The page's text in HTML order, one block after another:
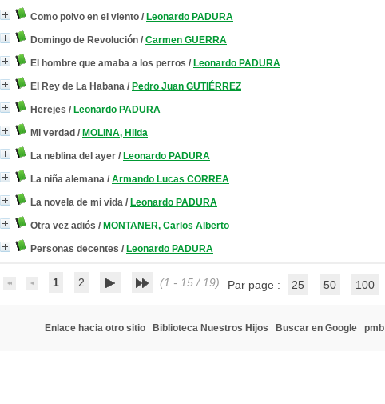
Como polvo en el viento / Leonardo PADURA
Domingo de Revolución / Carmen GUERRA
El hombre que amaba a los perros / Leonardo PADURA
El Rey de La Habana / Pedro Juan GUTIÉRREZ
Herejes / Leonardo PADURA
Mi verdad / MOLINA, Hilda
La neblina del ayer / Leonardo PADURA
La niña alemana / Armando Lucas CORREA
La novela de mi vida / Leonardo PADURA
Otra vez adiós / MONTANER, Carlos Alberto
Personas decentes / Leonardo PADURA
1 2 (1 - 15 / 19) Par page : 25 50 100
Enlace hacia otro sitio Biblioteca Nuestros Hijos Buscar en Google pmb